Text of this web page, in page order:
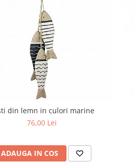
din lemn in culori marine
76,00 Lei
ADAUGA IN COS